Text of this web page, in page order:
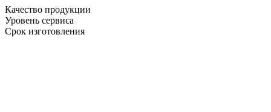
Качество продукции
Уровень сервиса
Срок изготовления